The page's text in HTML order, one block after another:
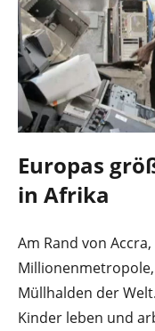
Europas
in Afrika
Am Rand von
Müllhalden der
Kinder leben und